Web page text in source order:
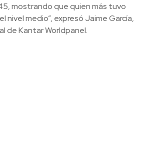
mostrando que quien más tuvo
nivel medio”, expresó Jaime García,
de Kantar Worldpanel.